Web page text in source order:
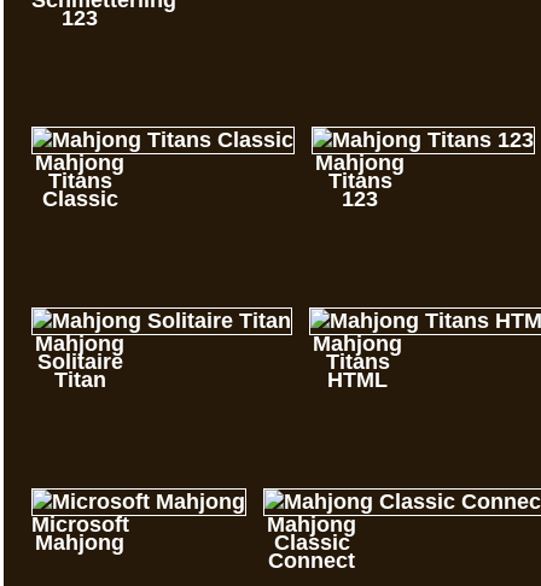
123
Mahjong
Titans
Classic
Mahjong
Titans
123
Mahjong
Solitaire
Titan
Mahjong
Titans
HTML
Microsoft
Mahjong
Mahjong
Classic
Connect